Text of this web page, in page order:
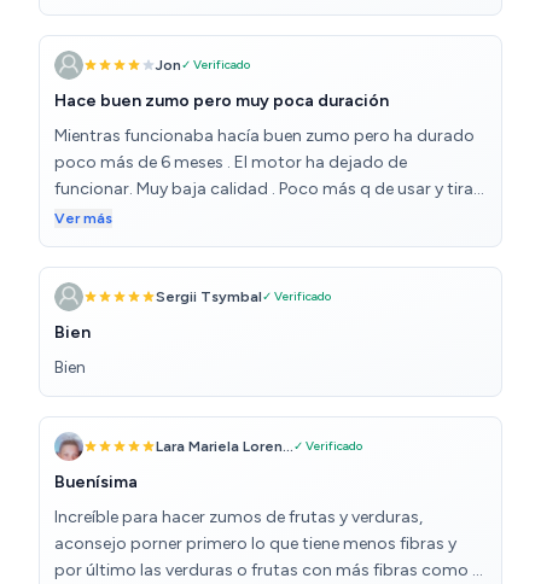
Jon✓ Verificado
Hace buen zumo pero muy poca duración
Mientras funcionaba hacía buen zumo pero ha durado
poco más de 6 meses . El motor ha dejado de
funcionar. Muy baja calidad . Poco más q de usar y tirar .
No lo volvería a comprar ni loco
Ver más
Sergii Tsymbal✓ Verificado
Bien
Bien
Lara Mariela Loren... ✓ Verificado
Buenísima
Increíble para hacer zumos de frutas y verduras,
aconsejo porner primero lo que tiene menos fibras y
por último las verduras o frutas con más fibras como el